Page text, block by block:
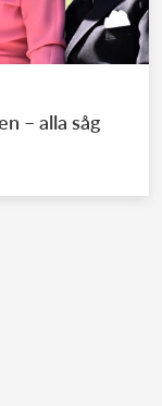
– alla såg